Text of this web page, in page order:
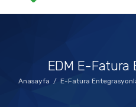
EDM E-
Anasayfa E-Fatura